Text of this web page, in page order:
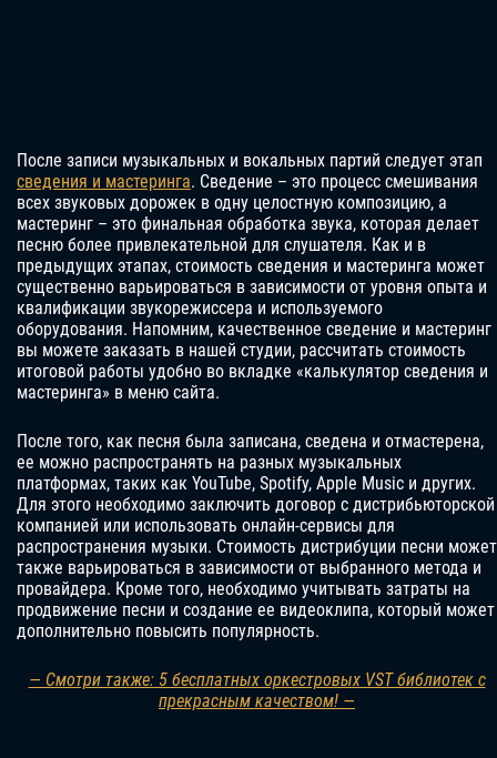
После записи музыкальных и вокальных партий следует этап
сведения и мастеринга. Сведение – это процесс смешивания
всех звуковых дорожек в одну целостную композицию, а
мастеринг – это финальная обработка звука, которая делает
песню более привлекательной для слушателя. Как и в
предыдущих этапах, стоимость сведения и мастеринга может
существенно варьироваться в зависимости от уровня опыта и
квалификации звукорежиссера и используемого
оборудования. Напомним, качественное сведение и мастеринг
вы можете заказать в нашей студии, рассчитать стоимость
итоговой работы удобно во вкладке «калькулятор сведения и
мастеринга» в меню сайта.
После того, как песня была записана, сведена и отмастерена,
ее можно распространять на разных музыкальных
платформах, таких как YouTube, Spotify, Apple Music и других.
Для этого необходимо заключить договор с дистрибьюторской
компанией или использовать онлайн-сервисы для
распространения музыки. Стоимость дистрибуции песни может
также варьироваться в зависимости от выбранного метода и
провайдера. Кроме того, необходимо учитывать затраты на
продвижение песни и создание ее видеоклипа, который может
дополнительно повысить популярность.
— Смотри также: 5 бесплатных оркестровых VST библиотек с
прекрасным качеством! —